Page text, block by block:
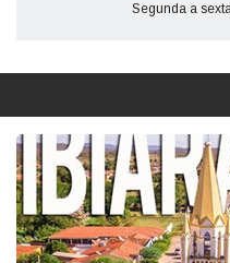
Segunda a